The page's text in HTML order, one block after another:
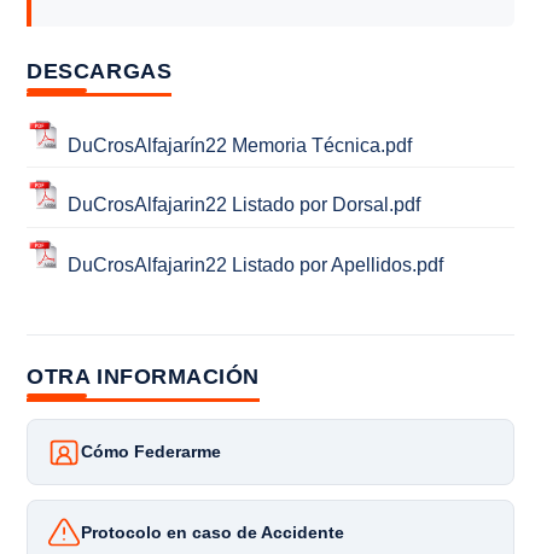
DESCARGAS
DuCrosAlfajarín22 Memoria Técnica.pdf
DuCrosAlfajarin22 Listado por Dorsal.pdf
DuCrosAlfajarin22 Listado por Apellidos.pdf
OTRA INFORMACIÓN
Cómo Federarme
Protocolo en caso de Accidente